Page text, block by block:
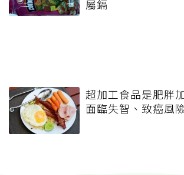
屬鎘
超加工食品是肥胖
面臨失智、致癌風